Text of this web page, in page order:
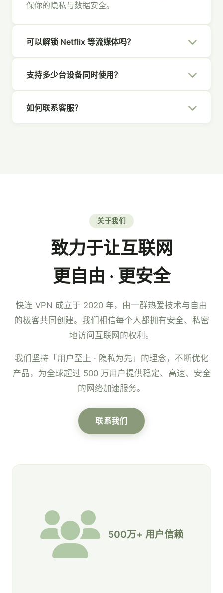
保你的隐私与数据安全。
可以解锁 Netflix 等流媒体吗？
支持 Netflix、Hulu、Disney+、YouTube 等主
流平台，畅享全球内容。
支持多少台设备同时使用？
盖你的所有设备，全家共享安全网络。
如何联系客服？
关于我们
致力于让互联网
更自由 · 更安全
快连 VPN 成立于 2020 年，由一群热爱技术与自由
的极客共同创建。我们相信每个人都拥有安全、私密
地访问互联网的权利。
我们坚持「用户至上 · 隐私为先」的理念，不断优化
产品，为全球超过 500 万用户提供稳定、高速、安全
的网络加速服务。
联系我们
500万+ 用户信赖